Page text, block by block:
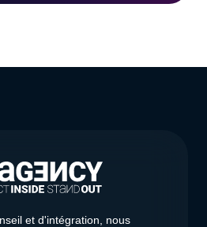
et d'intégration, nous